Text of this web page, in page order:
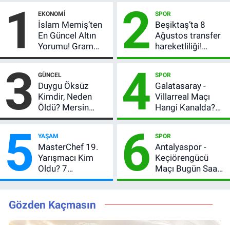
1 EKONOMI
İslam Memiş’ten
En Güncel Altın
Yorumu! Gram
Altın İçin 6.350 TL
Beklentisi
Değişmedi
2 SPOR
Beşiktaş’ta 8
Ağustos transfer
hareketliliği!
Yönetim 5 bölge
bastı
3 GÜNCEL
Duygu Öksüz
Kimdir, Neden
Öldü? Mersin
Basınının Acı
4 SPOR
Galatasaray -
Villarreal Maçı
Hangi Kanalda?
Hazırlık Maçı Ne
Kaçta, Nereden
İzlenir?
5 YAŞAM
MasterChef 19.
Yarışmacı Kim
Oldu? 7
Ağustos’ta Ana
Gece!
6 SPOR
Antalyaspor -
Keçiörengücü
Maçı Bugün Saat
Kaçta? Hangi
Gözden Kaçmasın